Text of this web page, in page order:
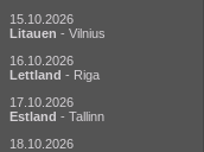
15.10.2026
Litauen - Vilnius
16.10.2026
Lettland - Riga
17.10.2026
Estland - Tallinn
18.10.2026